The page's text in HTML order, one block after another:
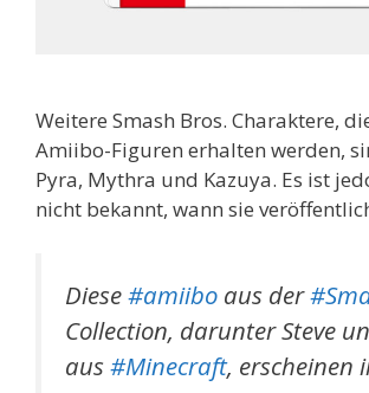
Weitere Smash Bros. Charaktere,
Amiibo-Figuren erhalten werden,
Pyra, Mythra und Kazuya. Es ist
nicht bekannt, wann sie
Diese#amiibo aus der
Collection, darunter Steve
aus #Minecraft, erscheinen